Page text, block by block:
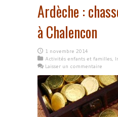
Ardèche :
à Chalencon
1 novembre 2014
Activités enfants et familles
Laisser un commentaire